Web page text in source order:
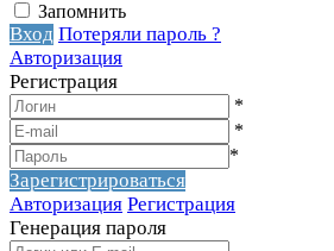
Запомнить
Вход Потеряли пароль ?
Авторизация
Регистрация
*
*
*
Зарегистрироваться
Авторизация Регистрация
Генерация пароля